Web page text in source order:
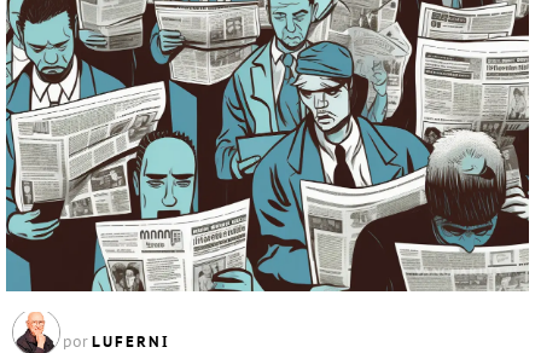
por LUFERNI